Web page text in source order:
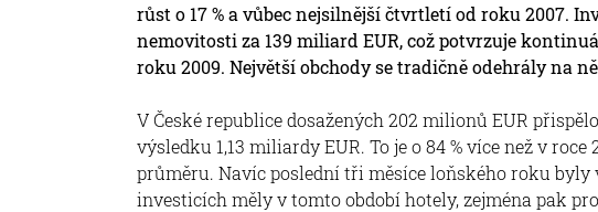
růst o 17 % a vůbec nejsilnější čtvrtletí od roku 2007.
nemovitosti za 139 miliard EUR, což potvrzuje
roku 2009. Největší obchody se tradičně odehrály na
V České republice dosažených 202 milionů EUR
výsledku 1,13 miliardy EUR. To je o 84 % více než v
průměru. Navíc poslední tři měsíce loňského roku byly
investicích měly v tomto období hotely, zejména pak